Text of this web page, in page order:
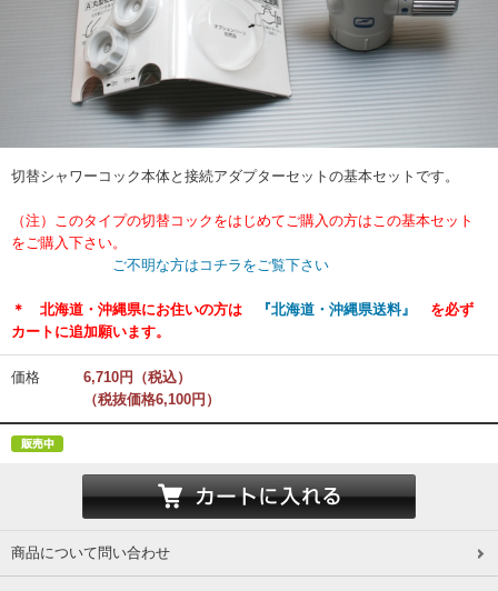
切替シャワーコック本体と接続アダプターセットの基本セットです。
（注）このタイプの切替コックをはじめてご購入の方はこの基本セット
をご購入下さい。
ご不明な方はコチラをご覧下さい
＊ 北海道・沖縄県にお住いの方は 『北海道・沖縄県送料』 を必ず
カートに追加願います。
価格
6,710円（税込）
（税抜価格6,100円）
商品について問い合わせ